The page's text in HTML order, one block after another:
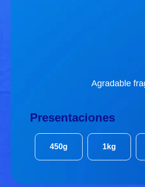
Agradable
Presentaciones
450g 1kg